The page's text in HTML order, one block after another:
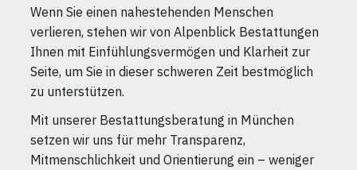
Wenn Sie einen nahestehenden Menschen
verlieren, stehen wir von Alpenblick Bestattungen
Ihnen mit Einfühlungsvermögen und Klarheit zur
Seite, um Sie in dieser schweren Zeit bestmöglich
zu unterstützen.
Mit unserer Bestattungsberatung in München
setzen wir uns für mehr Transparenz,
Mitmenschlichkeit und Orientierung ein – weniger